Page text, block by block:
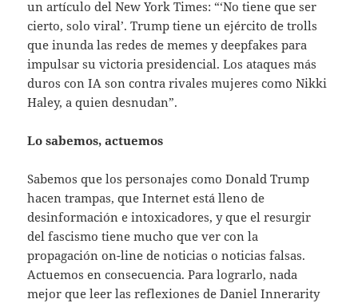
un artículo del New York Times: “‘No tiene que ser
cierto, solo viral’. Trump tiene un ejército de trolls
que inunda las redes de memes y deepfakes para
impulsar su victoria presidencial. Los ataques más
duros con IA son contra rivales mujeres como Nikki
Haley, a quien desnudan”.
Lo sabemos, actuemos
Sabemos que los personajes como Donald Trump
hacen trampas, que Internet está lleno de
desinformación e intoxicadores, y que el resurgir
del fascismo tiene mucho que ver con la
propagación on-line de noticias o noticias falsas.
Actuemos en consecuencia. Para lograrlo, nada
mejor que leer las reflexiones de Daniel Innerarity